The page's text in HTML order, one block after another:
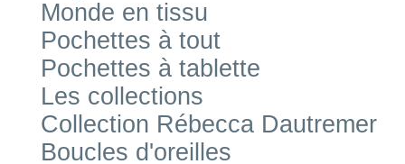
Monde en tissu
Pochettes à tout
Pochettes à tablette
Les collections
Collection Rébecca Dautremer
Boucles d'oreilles